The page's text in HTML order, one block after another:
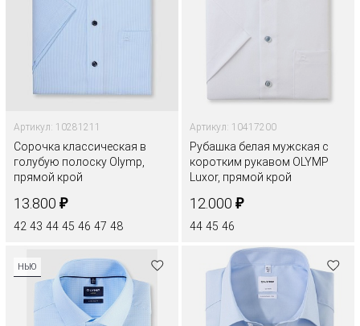
Артикул: 10281211
Сорочка классическая в
голубую полоску Olymp,
прямой крой
13.800 ₽
42 43 44 45 46 47 48
Артикул: 10417200
Рубашка белая мужская с
коротким рукавом OLYMP
Luxor, прямой крой
12.000 ₽
44 45 46
НЬЮ